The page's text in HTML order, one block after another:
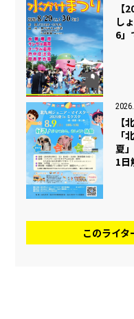
【
し
6」
【
「
夏
1日
このライ